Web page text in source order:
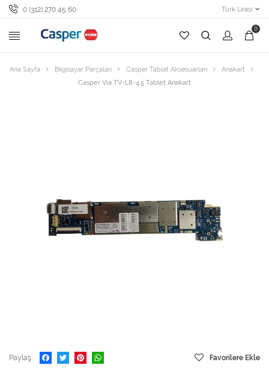
0 (312) 270 45 60 Türk Lirası
0
Ana Sayfa Bilgisayar Parçaları Casper Tablet Aksesuarları
Anakart
Casper Via TV-L8-4.5 Tablet Anakart
Paylaş Favorilere Ekle